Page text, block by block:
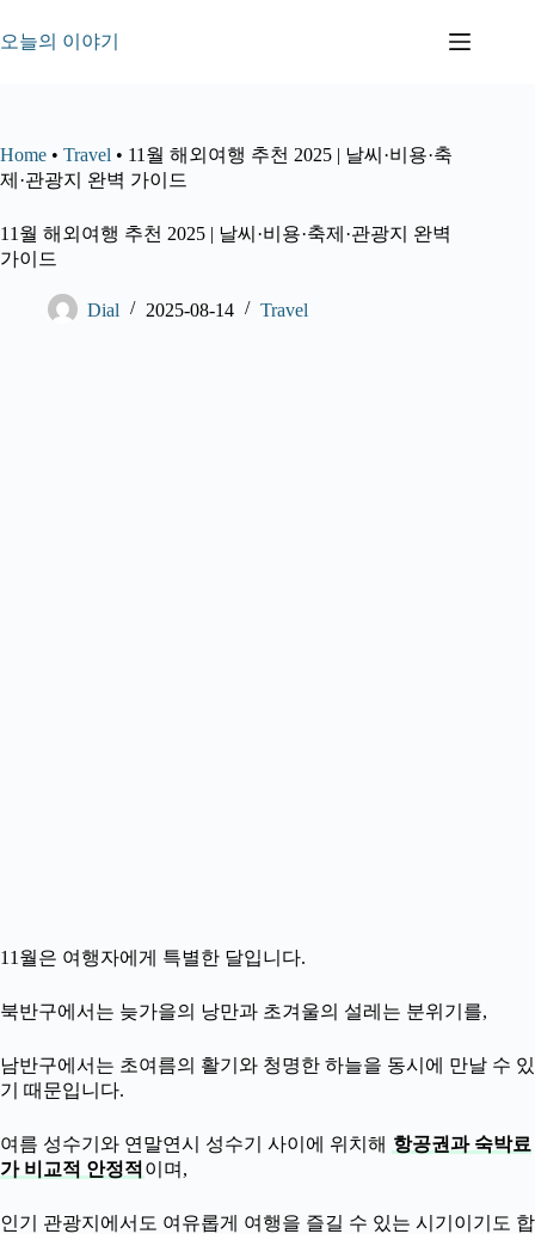
문
뛰
기
오늘의 이야기
Home • Travel • 11월 해외여행 추천 2025 | 날씨·비용·축
제·관광지 완벽 가이드
11월 해외여행 추천 2025 | 날씨·비용·축제·관광지 완벽
가이드
Dial 2025-08-14 Travel
11월은 여행자에게 특별한 달입니다.
북반구에서는 늦가을의 낭만과 초겨울의 설레는 분위기를,
남반구에서는 초여름의 활기와 청명한 하늘을 동시에 만날 수 있
기 때문입니다.
여름 성수기와 연말연시 성수기 사이에 위치해 항공권과 숙박료
가 비교적 안정적 이며,
인기 관광지에서도 여유롭게 여행을 즐길 수 있는 시기이기도 합